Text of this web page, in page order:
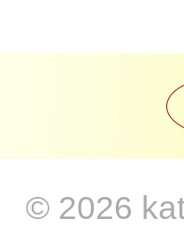
© 2026